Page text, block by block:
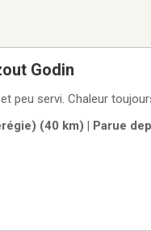
Godin
peu servi. Chaleur
(40 km) | Parue